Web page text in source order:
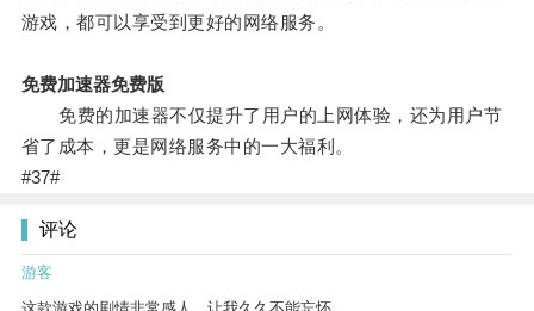
游戏，都可以享受到更好的网络服务。
免费加速器免费版
免费的加速器不仅提升了用户的上网体验，还为用户节
省了成本，更是网络服务中的一大福利。
#37#
评论
游客